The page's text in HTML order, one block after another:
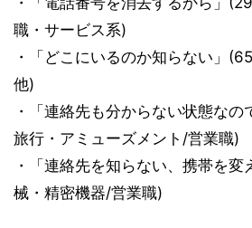
職・サービス系)
・「どこにいるのか知らない」
他)
・「連絡先も分からない状態なの
旅行・アミューズメント/営業職)
・「連絡先を知らない、携帯を
械・精密機器/営業職)